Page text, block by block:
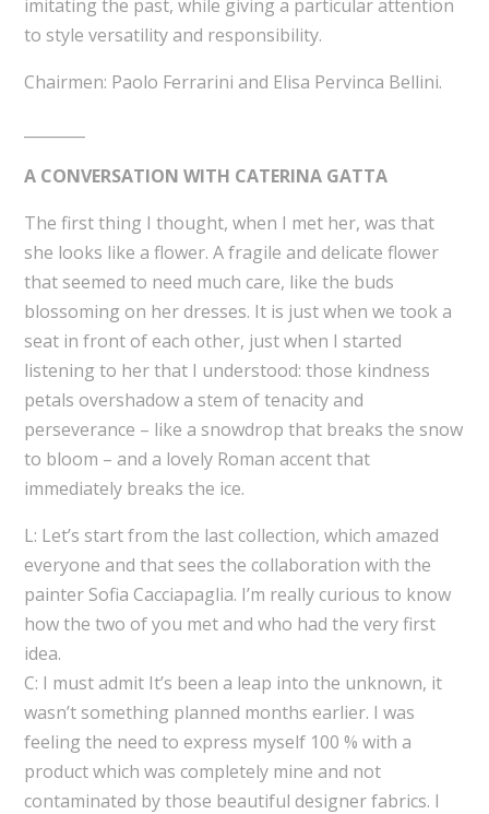
imitating the past, while giving a particular attention
to style versatility and responsibility.
Chairmen: Paolo Ferrarini and Elisa Pervinca Bellini.
A CONVERSATION WITH CATERINA GATTA
The first thing I thought, when I met her, was that
she looks like a flower. A fragile and delicate flower
that seemed to need much care, like the buds
blossoming on her dresses. It is just when we took a
seat in front of each other, just when I started
listening to her that I understood: those kindness
petals overshadow a stem of tenacity and
perseverance – like a snowdrop that breaks the snow
to bloom – and a lovely Roman accent that
immediately breaks the ice.
L: Let’s start from the last collection, which amazed
everyone and that sees the collaboration with the
painter Sofia Cacciapaglia. I’m really curious to know
how the two of you met and who had the very first
idea.
C: I must admit It’s been a leap into the unknown, it
wasn’t something planned months earlier. I was
feeling the need to express myself 100 % with a
product which was completely mine and not
contaminated by those beautiful designer fabrics. I